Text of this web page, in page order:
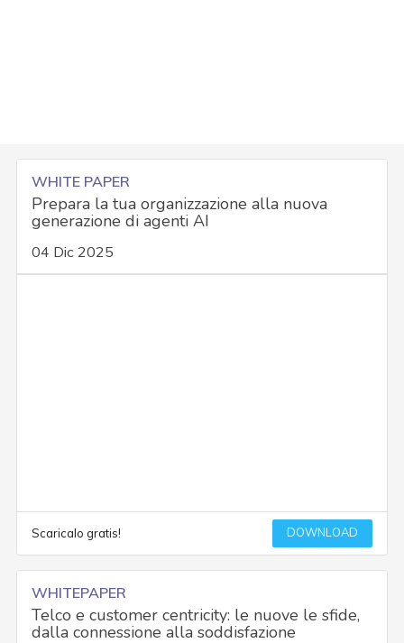
WHITE PAPER
Prepara la tua organizzazione alla nuova
generazione di agenti AI
04 Dic 2025
Scaricalo gratis! DOWNLOAD
WHITEPAPER
Telco e customer centricity: le nuove le sfide,
dalla connessione alla soddisfazione